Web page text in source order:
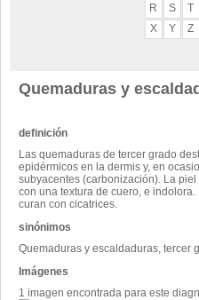
R
S T
X
Y Z
Quemaduras y
definición
Las quemaduras de tercer grado
epidérmicos en la dermis y, en
subyacentes (carbonización). La
con una textura de cuero, e
curan con cicatrices.
sinónimos
Quemaduras y escaldaduras, tercer
Imágenes
1 imagen encontrada para este